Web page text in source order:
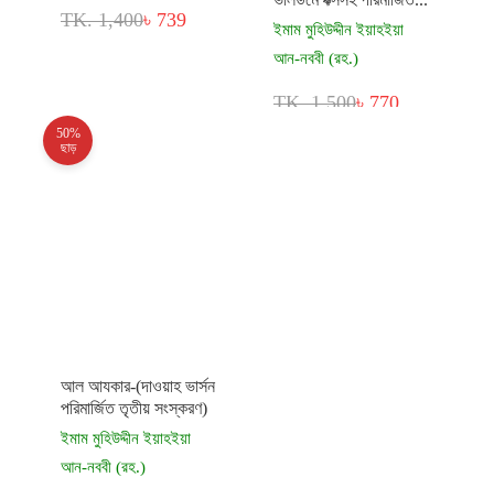
TK. 1,400৳ 739
ইমাম মুহিউদ্দীন ইয়াহইয়া
আন-নববী (রহ.)
TK. 1,500৳ 770
50%
ছাড়
আল আযকার-(দাওয়াহ ভার্সন
পরিমার্জিত তৃতীয় সংস্করণ)
ইমাম মুহিউদ্দীন ইয়াহইয়া
আন-নববী (রহ.)